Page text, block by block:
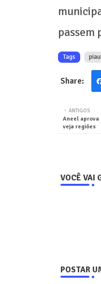
passem
Tags
ANTIGOS
Aneel aprova
veja regiões
VOCÊ VAI
POSTAR